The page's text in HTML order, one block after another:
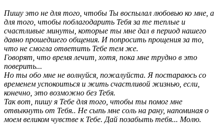
Пишу это не для того, чтобы Ты воспылал любовью ко мне, а
для того, чтобы поблагодарить Тебя за те теплые и
счастливые минуты, которые ты мне дал в период нашего
давно прошедшего общения. И попросить прощения за то,
что не смогла ответить Тебе тем же.
Говорят, что время лечит, хотя, пока мне трудно в это
поверить...
Но ты обо мне не волнуйся, пожалуйста. Я постараюсь со
временем успокоиться и жить счастливой жизнью, если,
конечно, это возможно без Тебя.
Так вот, пишу я Тебе для того, чтобы ты помог мне
отвыкнуть от Тебя.. Не сыпь мне соль на рану, напоминая о
моем великом чувстве к Тебе. Дай позабыть тебя... Молю.